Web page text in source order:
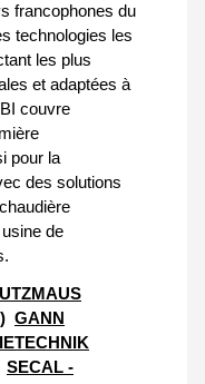
francophones du
technologies les
les plus
et adaptées à
couvre
pour la
des solutions
de
GANN
SECAL -